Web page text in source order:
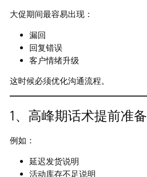
大促期间最容易出现：
漏回
回复错误
客户情绪升级
这时候必须优化沟通流程。
1、高峰期话术提前准备
例如：
延迟发货说明
活动库存不足说明